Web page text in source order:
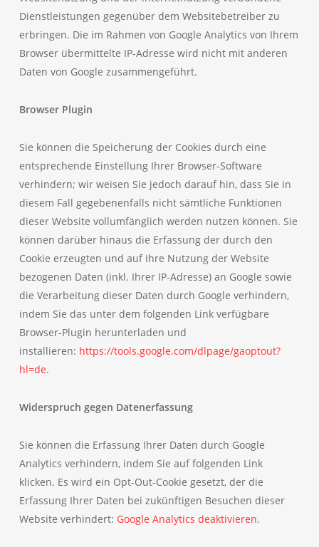
Dienstleistungen gegenüber dem Websitebetreiber zu
erbringen. Die im Rahmen von Google Analytics von Ihrem
Browser übermittelte IP-Adresse wird nicht mit anderen
Daten von Google zusammengeführt.
Browser Plugin
Sie können die Speicherung der Cookies durch eine
entsprechende Einstellung Ihrer Browser-Software
verhindern; wir weisen Sie jedoch darauf hin, dass Sie in
diesem Fall gegebenenfalls nicht sämtliche Funktionen
dieser Website vollumfänglich werden nutzen können. Sie
können darüber hinaus die Erfassung der durch den
Cookie erzeugten und auf Ihre Nutzung der Website
bezogenen Daten (inkl. Ihrer IP-Adresse) an Google sowie
die Verarbeitung dieser Daten durch Google verhindern,
indem Sie das unter dem folgenden Link verfügbare
Browser-Plugin herunterladen und
installieren: https://tools.google.com/dlpage/gaoptout?
hl=de.
Widerspruch gegen Datenerfassung
Sie können die Erfassung Ihrer Daten durch Google
Analytics verhindern, indem Sie auf folgenden Link
klicken. Es wird ein Opt-Out-Cookie gesetzt, der die
Erfassung Ihrer Daten bei zukünftigen Besuchen dieser
Website verhindert: Google Analytics deaktivieren.